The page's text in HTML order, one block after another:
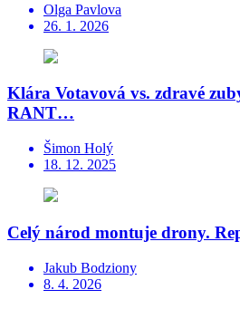
Olga Pavlova
26. 1. 2026
Klára Votavová vs. zdravé
RANT…
Šimon Holý
18. 12. 2025
Celý národ montuje drony.
Jakub Bodziony
8. 4. 2026